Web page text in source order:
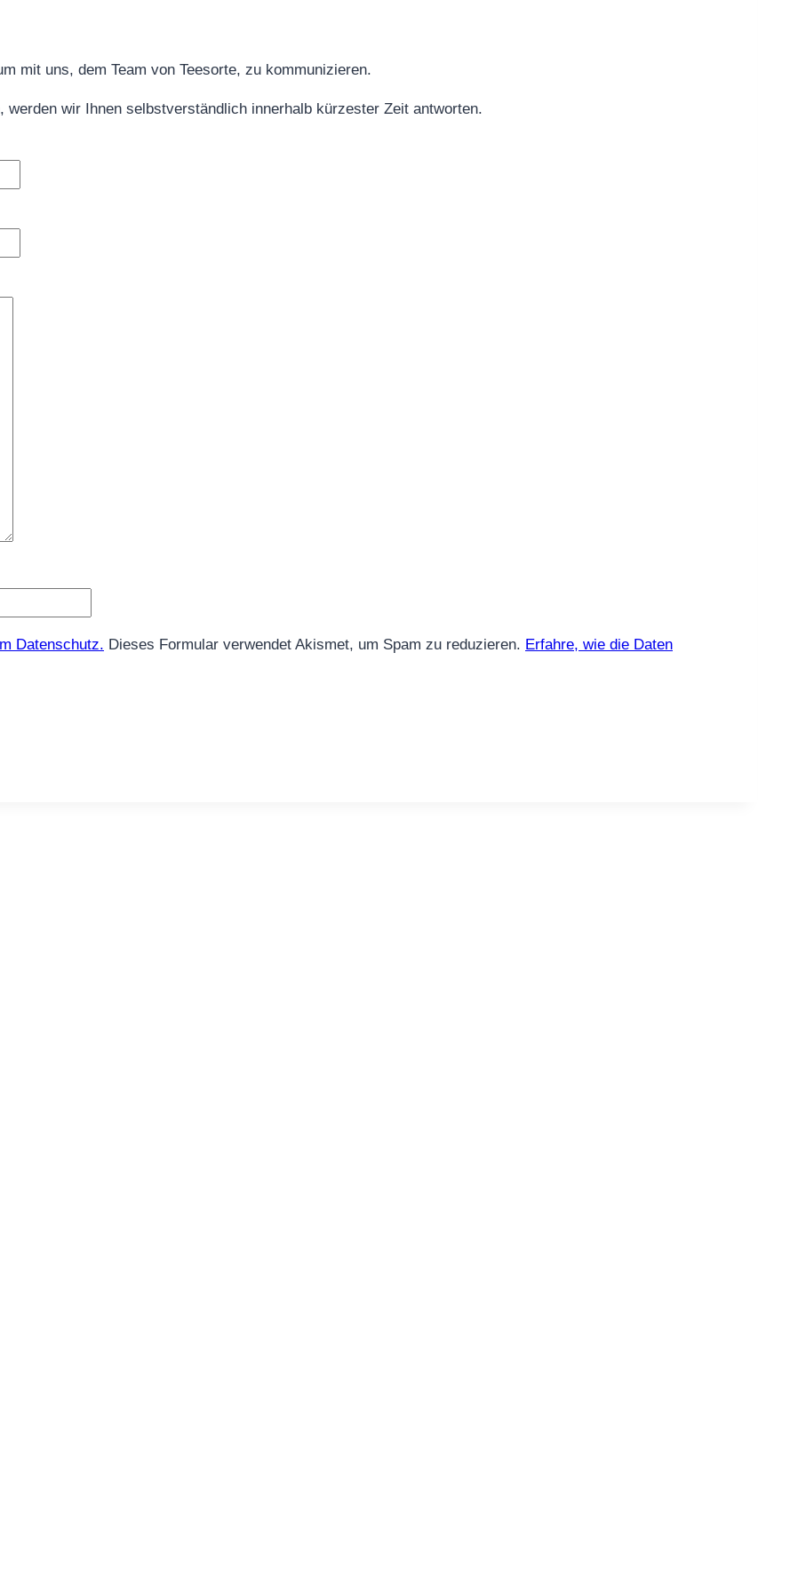
mit uns, dem Team von Teesorte, zu kommunizieren.
werden wir Ihnen selbstverständlich innerhalb kürzester Zeit antworten.
Datenschutz. Dieses Formular verwendet Akismet, um Spam zu reduzieren. Erfahre, wie die Daten